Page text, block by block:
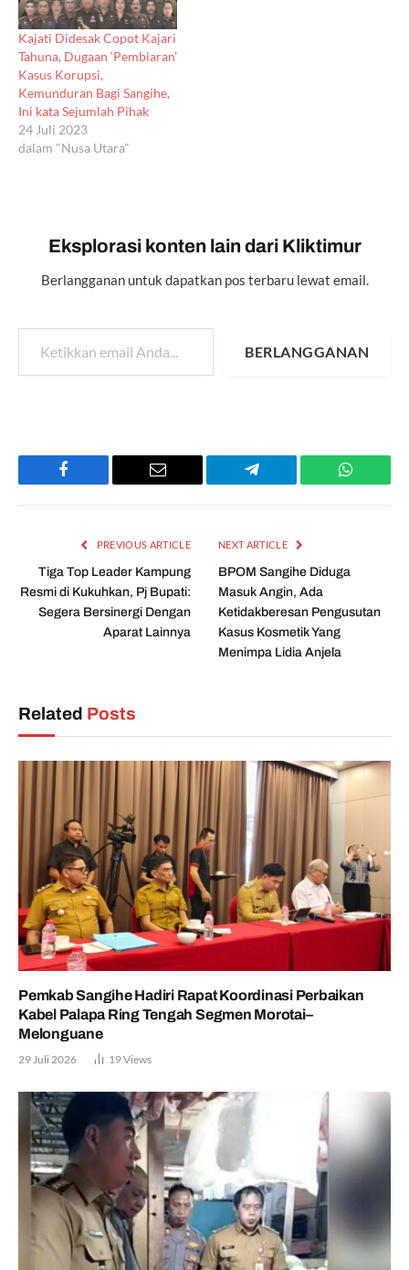
Kajati Didesak Copot Kajari
Tahuna, Dugaan ‘Pembiaran’
Kasus Korupsi,
Kemunduran Bagi Sangihe,
Ini kata Sejumlah Pihak
24 Juli 2023
dalam "Nusa Utara"
Eksplorasi konten lain dari Kliktimur
Berlangganan untuk dapatkan pos terbaru lewat email.
Ketikkan email Anda...
BERLANGGANAN
Facebook Email Telegram
PREVIOUS ARTICLE
Tiga Top Leader Kampung
Resmi di Kukuhkan, Pj Bupati:
Segera Bersinergi Dengan
Aparat Lainnya
NEXT ARTICLE
BPOM Sangihe Diduga
Masuk Angin, Ada
Ketidakberesan Pengusutan
Kasus Kosmetik Yang
Menimpa Lidia Anjela
Related Posts
Pemkab Sangihe Hadiri Rapat Koordinasi Perbaikan
Kabel Palapa Ring Tengah Segmen Morotai–
Melonguane
29 Juli 2026 19Views